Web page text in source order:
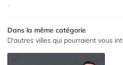
-
Dans la même catégorie
D'autres villes qui pourraient vous